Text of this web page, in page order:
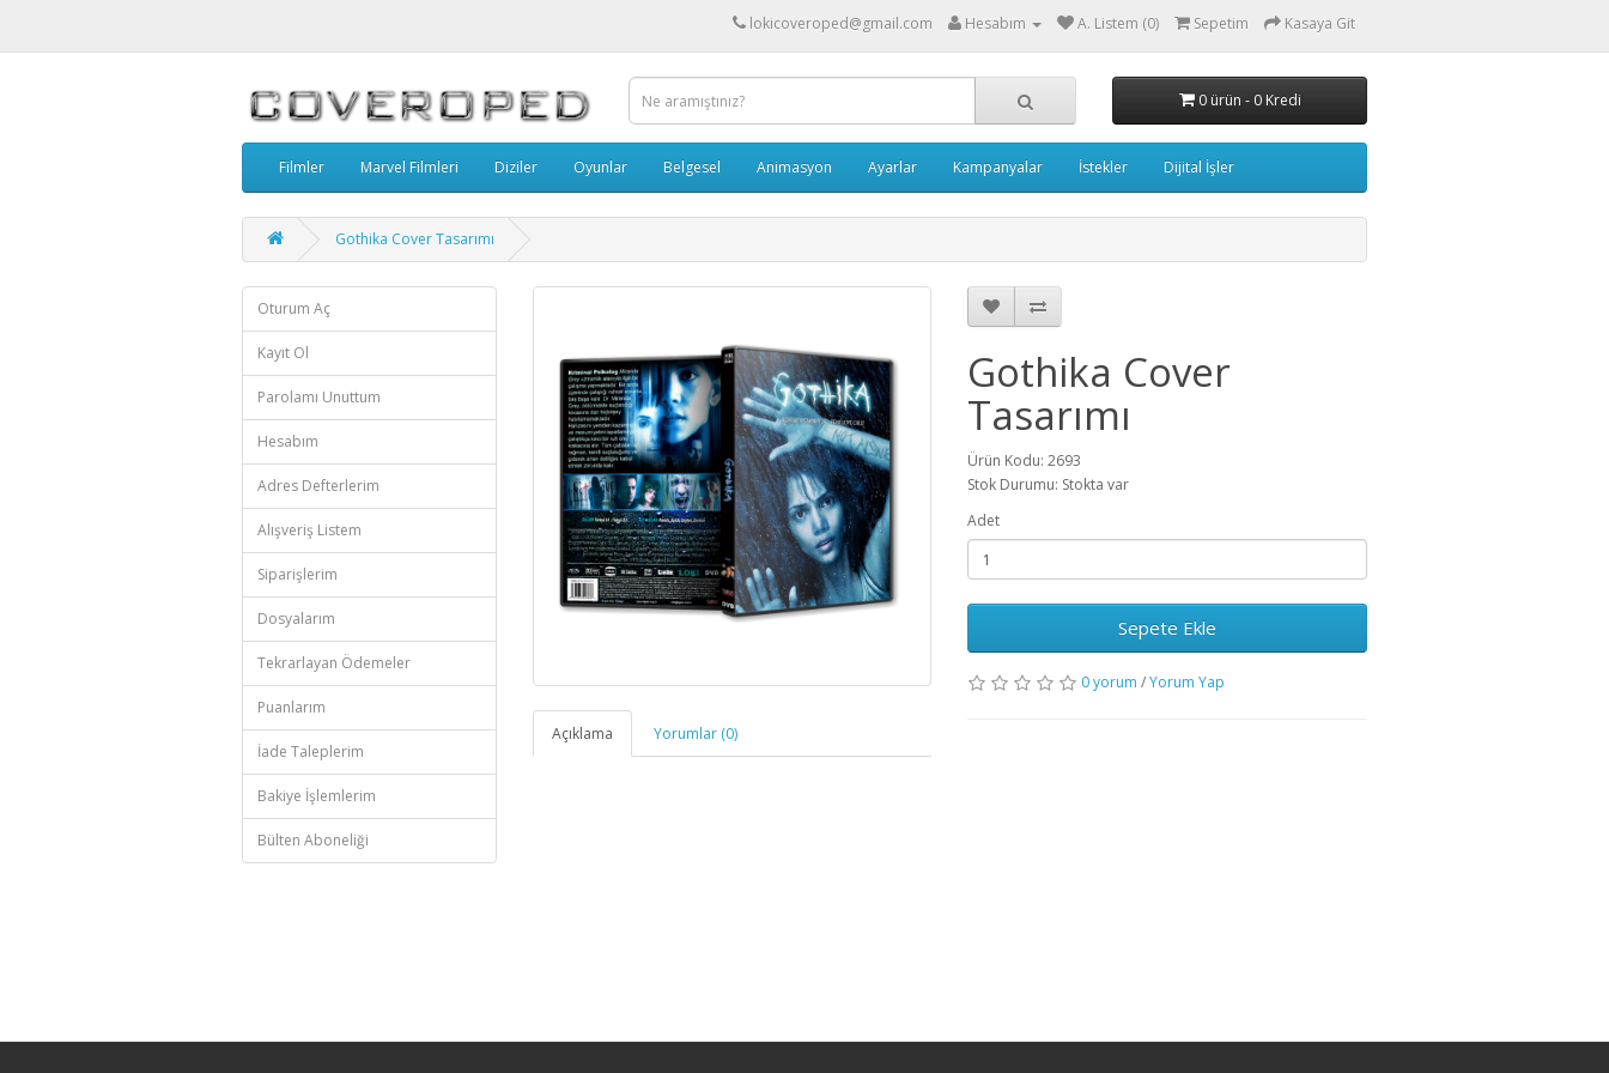
lokicoveroped@gmail.com Hesabım A. Listem (0) Sepetim Kasaya Git
0 ürün - 0 Kredi
Filmler Marvel Filmleri Diziler Oyunlar Belgesel Animasyon Ayarlar Kampanyalar İstekler Dijital İşler
Gothika Cover Tasarımı
Oturum Aç
Kayıt Ol
Parolamı Unuttum
Hesabım
Adres Defterlerim
Alışveriş Listem
Siparişlerim
Dosyalarım
Tekrarlayan Ödemeler
Puanlarım
İade Taleplerim
Bakiye İşlemlerim
Bülten Aboneliği
Açıklama Yorumlar (0)
Gothika Cover
Tasarımı
Ürün Kodu: 2693
Stok Durumu: Stokta var
Adet
Sepete Ekle
0 yorum /Yorum Yap